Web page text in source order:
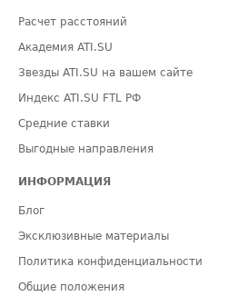
Расчет расстояний
Академия ATI.SU
Звезды ATI.SU на вашем сайте
Индекс ATI.SU FTL РФ
Средние ставки
Выгодные направления
ИНФОРМАЦИЯ
Блог
Эксклюзивные материалы
Политика конфиденциальности
Общие положения